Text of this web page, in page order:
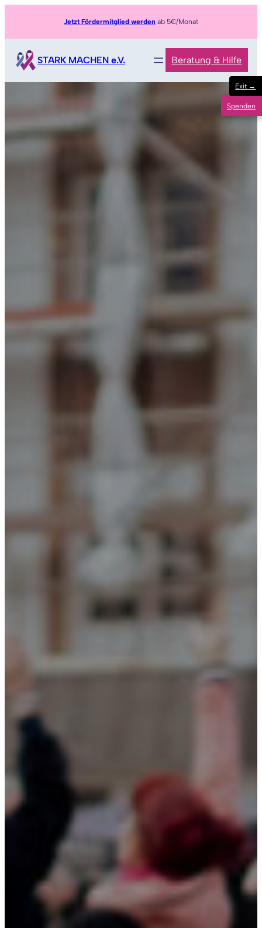
Jetzt Fördermitglied werden ab 5€/Monat
STARK MACHEN e.V. Beratung & Hilfe
Exit →
Spenden